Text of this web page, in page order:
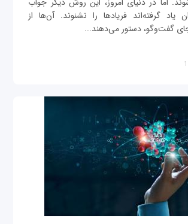
یاد گرفته‌اند فریادها را نشنوند. آن‌ها از
گفت‌وگو، دستور می‌دهند...